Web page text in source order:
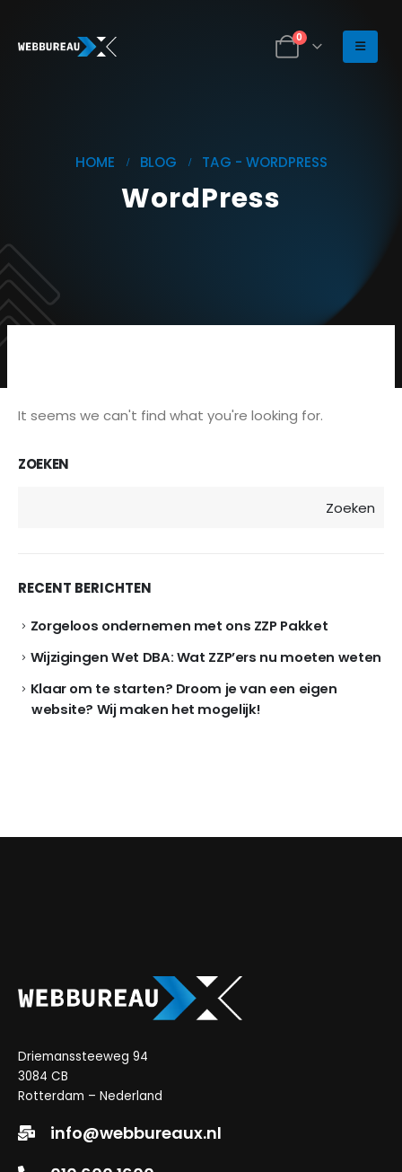
0
HOME BLOG TAG - WORDPRESS
WordPress
It seems we can't find what you're looking for.
ZOEKEN
Zoeken
RECENT BERICHTEN
Zorgeloos ondernemen met ons ZZP Pakket
Wijzigingen Wet DBA: Wat ZZP’ers nu moeten weten
Klaar om te starten? Droom je van een eigen
website? Wij maken het mogelijk!
Driemanssteeweg 94
3084 CB
Rotterdam – Nederland
info@webbureaux.nl